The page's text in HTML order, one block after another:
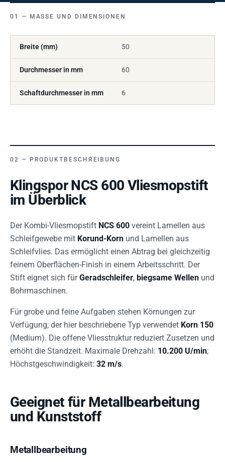
MASSE UND DIMENSIONEN
Breite (mm) 50
Durchmesser in mm 60
Schaftdurchmesser in mm 6
PRODUKTBESCHREIBUNG
Klingspor NCS 600 Vliesmopstift
im Überblick
Der Kombi-Vliesmopstift NCS 600 vereint Lamellen aus
Schleifgewebe mit Korund-Korn und Lamellen aus
Schleifvlies. Das ermöglicht einen Abtrag bei gleichzeitig
feinem Oberflächen-Finish in einem Arbeitsschritt. Der
Stift eignet sich fürGeradschleifer, biegsame Wellen und
Bohrmaschinen.
Für grobe und feine Aufgaben stehen Körnungen zur
Verfügung; der hier beschriebene Typ verwendet Korn 150
(Medium). Die offene Vliesstruktur reduziert Zusetzen und
erhöht die Standzeit. Maximale Drehzahl: 10.200 U/min;
Höchstgeschwindigkeit: 32 m/s.
Geeignet für Metallbearbeitung
und Kunststoff
Metallbearbeitung